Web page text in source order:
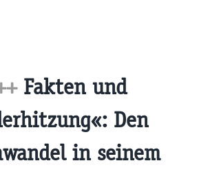
Fakten und
Den
in seinem